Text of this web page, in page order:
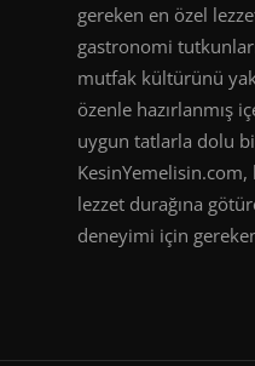
gereken en özel
gastronomi
mutfak kültürünü
özenle hazırlanmış
uygun tatlarla dolu
KesinYemelisin.com,
lezzet durağına
deneyimi için